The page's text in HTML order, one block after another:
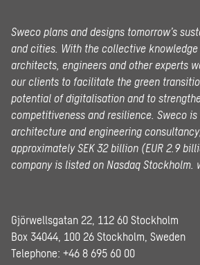
Sweco plans and designs tomorrow’s
and cities. With the collective knowledge
architects, engineers and other experts
our clients to facilitate the green
potential of digitalisation and to
competitiveness and resilience. Sweco is
architecture and engineering
approximately SEK 32 billion (EUR 2.9
company is listed on Nasdaq Stockholm.
Gjörwellsgatan 22, 112 60 Stockholm
Box 34044, 100 26 Stockholm, Sweden
Telephone: +46 8 695 60 00